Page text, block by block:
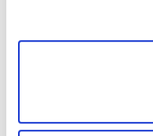
Vitesse : Les
le contenu àfaible
contournant le
Qualité :Vidéo de